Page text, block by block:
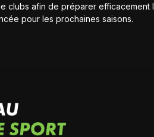
clubs afin de préparer
pour les prochaines saisons.